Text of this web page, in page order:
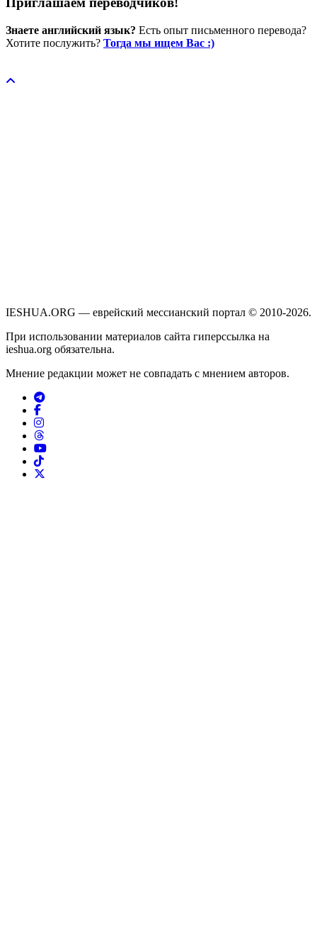
Знаете английский язык? Есть опыт письменного перевода?
Хотите послужить? Тогда мы ищем Вас :)
IESHUA.ORG — еврейский мессианский портал © 2010-2026.
При использовании материалов сайта гиперссылка на
ieshua.org обязательна.
Мнение редакции может не совпадать с мнением авторов.